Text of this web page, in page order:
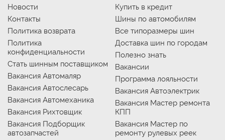
Новости
Контакты
Политика возврата
Политика
конфиденциальности
Стать шинным поставщиком
Вакансия Автомаляр
Вакансия Автослесарь
Вакансия Автомеханика
Вакансия Рихтовщик
Вакансия Подборщик
автозапчастей
Купить в кредит
Шины по автомобилям
Все типоразмеры шин
Доставка шин по городам
Полезно знать
Вакансии
Программа лояльности
Вакансия Автоэлектрик
Вакансия Мастер ремонта
КПП
Вакансия Мастер по
ремонту рулевых реек